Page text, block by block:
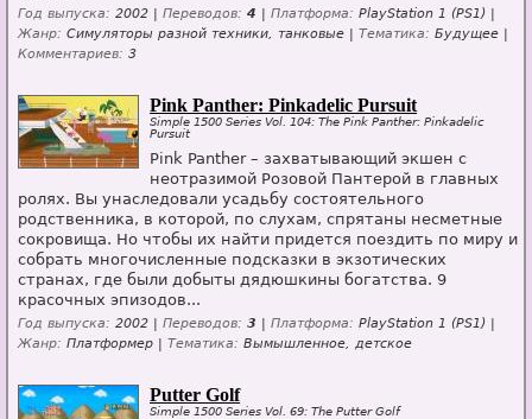
Год выпуска: 2002 | Переводов: 4 | Платформа: PlayStation 1 (PS1) |
Жанр: Симуляторы разной техники, танковые | Тематика: Будущее |
Комментариев: 3
Pink Panther: Pinkadelic Pursuit
Simple 1500 Series Vol. 104: The Pink Panther: Pinkadelic
Pursuit
Pink Panther – захватывающий экшен с
неотразимой Розовой Пантерой в главных
ролях. Вы унаследовали усадьбу состоятельного
родственника, в которой, по слухам, спрятаны несметные
сокровища. Но чтобы их найти придется поездить по миру и
собрать многочисленные подсказки в экзотических
странах, где были добыты дядюшкины богатства. 9
красочных эпизодов...
Год выпуска: 2002 | Переводов: 3 | Платформа: PlayStation 1 (PS1) |
Жанр: Платформер | Тематика: Вымышленное, детское
Putter Golf
Simple 1500 Series Vol. 69: The Putter Golf